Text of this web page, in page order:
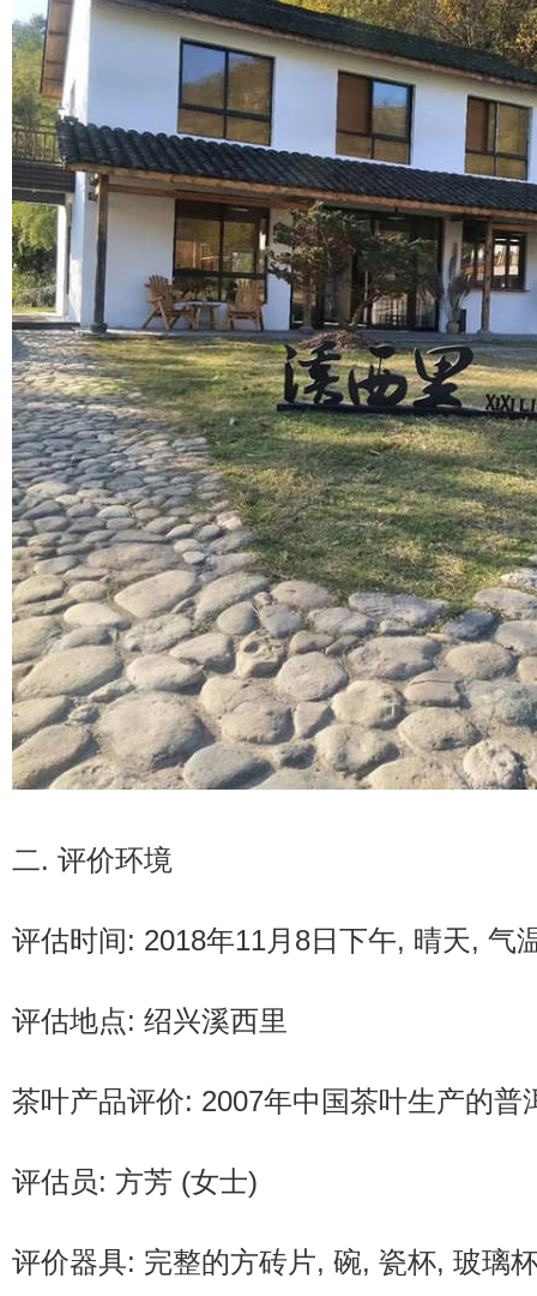
二. 评价环境
评估时间: 2018年11月8日下午, 晴天, 气
评估地点: 绍兴溪西里
茶叶产品评价: 2007年中国茶叶生产的普
评估员: 方芳 (女士)
评价器具: 完整的方砖片, 碗, 瓷杯, 玻璃